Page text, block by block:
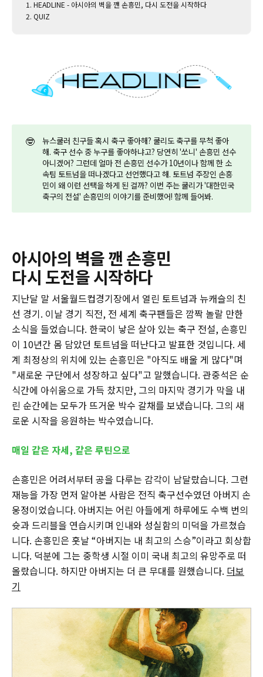
HEADLINE - 아시아의 벽을 깬 손흥민, 다시 도전을 시작하다
QUIZ
🤓
뉴스쿨러 친구들 혹시 축구 좋아해? 쿨리도 축구를 무척 좋아
해. 축구 선수 중 누구를 좋아하냐고? 당연히 '쏘니' 손흥민 선수
아니겠어? 그런데 얼마 전 손흥민 선수가 10년이나 함께 한 소
속팀 토트넘을 떠나겠다고 선언했다고 해. 토트넘 주장인 손흥
민이 왜 이런 선택을 하게 된 걸까? 이번 주는 쿨리가 '대한민국
축구의 전설' 손흥민의 이야기를 준비했어! 함께 들어봐.
아시아의 벽을 깬 손흥민
다시 도전을 시작하다
지난달 말 서울월드컵경기장에서 열린 토트넘과 뉴캐슬의 친
선 경기. 이날 경기 직전, 전 세계 축구팬들은 깜짝 놀랄 만한
소식을 들었습니다. 한국이 낳은 살아 있는 축구 전설, 손흥민
이 10년간 몸 담았던 토트넘을 떠난다고 발표한 것입니다. 세
계 최정상의 위치에 있는 손흥민은 "아직도 배울 게 많다"며
"새로운 구단에서 성장하고 싶다"고 말했습니다. 관중석은 순
식간에 아쉬움으로 가득 찼지만, 그의 마지막 경기가 막을 내
린 순간에는 모두가 뜨거운 박수 갈채를 보냈습니다. 그의 새
로운 시작을 응원하는 박수였습니다.
매일 같은 자세, 같은 루틴으로
손흥민은 어려서부터 공을 다루는 감각이 남달랐습니다. 그런
재능을 가장 먼저 알아본 사람은 전직 축구선수였던 아버지 손
웅정이었습니다. 아버지는 어린 아들에게 하루에도 수백 번의
슛과 드리블을 연습시키며 인내와 성실함의 미덕을 가르쳤습
니다. 손흥민은 훗날 “아버지는 내 최고의 스승”이라고 회상합
니다. 덕분에 그는 중학생 시절 이미 국내 최고의 유망주로 떠
올랐습니다. 하지만 아버지는 더 큰 무대를 원했습니다. 더보
기